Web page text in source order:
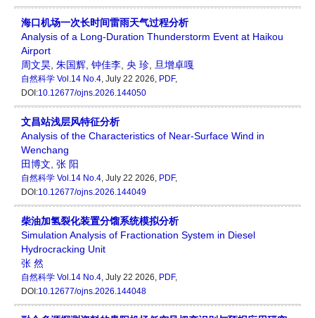
海口机场一次长时间雷雨天气过程分析
Analysis of a Long-Duration Thunderstorm Event at Haikou
Airport
周文昊 朱国辉 钟佳李 央 珍 旦增卓嘎
自然科学 Vol.14 No.4, July 22 2026, PDF,
DOI:10.12677/ojns.2026.144050
文昌站浅层风特征分析
Analysis of the Characteristics of Near-Surface Wind in
Wenchang
田博文 张 阳
自然科学 Vol.14 No.4, July 22 2026, PDF,
DOI:10.12677/ojns.2026.144049
柴油加氢裂化装置分馏系统模拟分析
Simulation Analysis of Fractionation System in Diesel
Hydrocracking Unit
张 然
自然科学 Vol.14 No.4, July 22 2026, PDF,
DOI:10.12677/ojns.2026.144048